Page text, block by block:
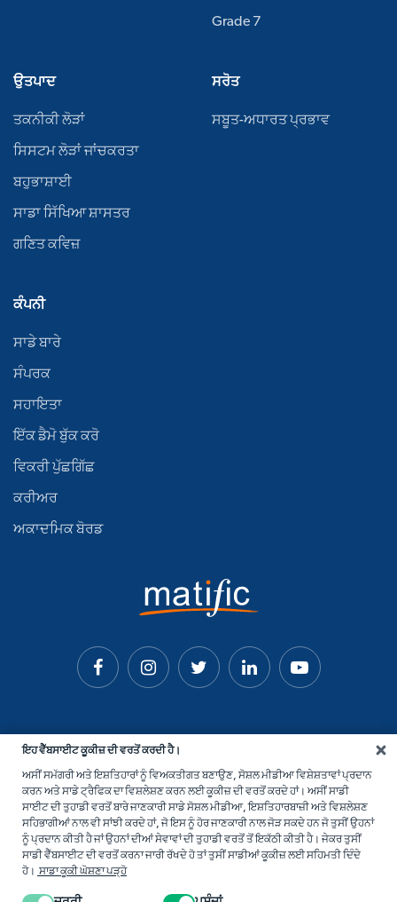
ਇਹ ਵੈੱਬਸਾਈਟ ਕੂਕੀਜ਼ ਦੀ ਵਰਤੋਂ ਕਰਦੀ ਹੈ।
ਅਸੀਂ ਸਮੱਗਰੀ ਅਤੇ ਇਸ਼ਤਿਹਾਰਾਂ ਨੂੰ ਵਿਅਕਤੀਗਤ ਬਣਾਉਣ, ਸੋਸ਼ਲ ਮੀਡੀਆ ਵਿਸ਼ੇਸ਼ਤਾਵਾਂ ਪ੍ਰਦਾਨ
ਕਰਨ ਅਤੇ ਸਾਡੇ ਟ੍ਰੈਫਿਕ ਦਾ ਵਿਸ਼ਲੇਸ਼ਣ ਕਰਨ ਲਈ ਕੂਕੀਜ਼ ਦੀ ਵਰਤੋਂ ਕਰਦੇ ਹਾਂ। ਅਸੀਂ ਸਾਡੀ
ਸਾਈਟ ਦੀ ਤੁਹਾਡੀ ਵਰਤੋਂ ਬਾਰੇ ਜਾਣਕਾਰੀ ਸਾਡੇ ਸੋਸ਼ਲ ਮੀਡੀਆ, ਇਸ਼ਤਿਹਾਰਬਾਜ਼ੀ ਅਤੇ ਵਿਸ਼ਲੇਸ਼ਣ
ਸਹਿਭਾਗੀਆਂ ਨਾਲ ਵੀ ਸਾਂਝੀ ਕਰਦੇ ਹਾਂ, ਜੋ ਇਸ ਨੂੰ ਹੋਰ ਜਾਣਕਾਰੀ ਨਾਲ ਜੋੜ ਸਕਦੇ ਹਨ ਜੋ ਤੁਸੀਂ ਉਹਨਾਂ
ਨੂੰ ਪ੍ਰਦਾਨ ਕੀਤੀ ਹੈ ਜਾਂ ਉਹਨਾਂ ਦੀਆਂ ਸੇਵਾਵਾਂ ਦੀ ਤੁਹਾਡੀ ਵਰਤੋਂ ਤੋਂ ਇਕੱਠੀ ਕੀਤੀ ਹੈ। ਜੇਕਰ ਤੁਸੀਂ
ਸਾਡੀ ਵੈੱਬਸਾਈਟ ਦੀ ਵਰਤੋਂ ਕਰਨਾ ਜਾਰੀ ਰੱਖਦੇ ਹੋ ਤਾਂ ਤੁਸੀਂ ਸਾਡੀਆਂ ਕੂਕੀਜ਼ ਲਈ ਸਹਿਮਤੀ ਦਿੰਦੇ
ਹੋ। ਸਾਡਾ ਕੂਕੀ ਘੋਸ਼ਣਾ ਪੜ੍ਹੋ
Grade 7
ਉਤਪਾਦ
ਤਕਨੀਕੀ ਲੋੜਾਂ
ਸਿਸਟਮ ਲੋੜਾਂ ਜਾਂਚਕਰਤਾ
ਬਹੁਭਾਸ਼ਾਈ
ਸਾਡਾ ਸਿੱਖਿਆ ਸ਼ਾਸਤਰ
ਗਣਿਤ ਕਵਿਜ਼
ਸਰੋਤ
ਸਬੂਤ-ਅਧਾਰਤ ਪ੍ਰਭਾਵ
ਕੰਪਨੀ
ਸਾਡੇ ਬਾਰੇ
ਸੰਪਰਕ
ਸਹਾਇਤਾ
ਇੱਕ ਡੈਮੋ ਬੁੱਕ ਕਰੋ
ਵਿਕਰੀ ਪੁੱਛਗਿੱਛ
ਕਰੀਅਰ
ਅਕਾਦਮਿਕ ਬੋਰਡ